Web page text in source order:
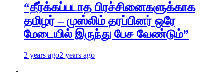
“தீர்க்கப்படாத பிரச்சினைகளுக்காக
தமிழர் – முஸ்லிம் தரப்பினர் ஒரே
மேடையில் இருந்து பேச வேண்டும்”
2 years ago2 years ago